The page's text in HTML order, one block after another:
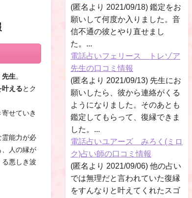
先生。
叶えるとク
せていき
霊能力が必
、人の縁が
悪しき波
(匿名より 2021/09/18) 鑑定をお
願いして何度か入りました。音
信不通の彼とやり直せまし
た。...
電話占いフェリース トレゾア
先生の口コミ情報
(匿名より 2021/09/13) 先生にお
願いしたら、彼から連絡がくる
ようになりました。そのあとも
鑑定してもらって、復縁できま
した。...
電話占いユアーズ みろく(ミロ
ク)占い師の口コミ情報
(匿名より 2021/09/06) 他の占い
では無理だと言われていた復縁
をすんなりと叶えてくれたスゴ